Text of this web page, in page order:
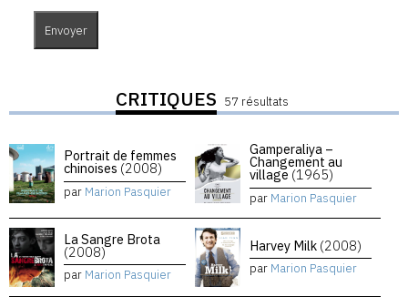
CRITIQUES 57 résultats
Portrait de femmes
chinoises (2008)
par Marion Pasquier
Gamperaliya –
Changement au
village (1965)
par Marion Pasquier
La Sangre Brota
(2008)
par Marion Pasquier
Harvey Milk (2008)
par Marion Pasquier